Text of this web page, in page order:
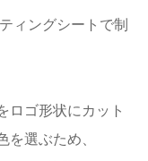
ィングシートで制
ロゴ形状にカット
選ぶため、